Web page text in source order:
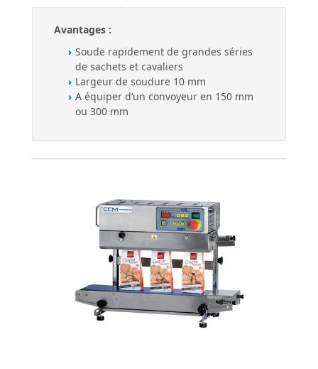
Avantages :
Soude rapidement de grandes séries
de sachets et cavaliers
Largeur de soudure 10 mm
A équiper d’un convoyeur en 150 mm
ou 300 mm